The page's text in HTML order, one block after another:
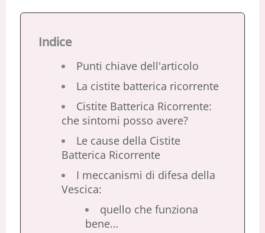
Indice
Punti chiave dell'articolo
La cistite batterica ricorrente
Cistite Batterica Ricorrente:
che sintomi posso avere?
Le cause della Cistite
Batterica Ricorrente
I meccanismi di difesa della
Vescica:
quello che funziona
bene…